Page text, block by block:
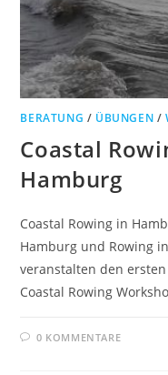
BERATUNG / ÜBUNGEN /
Coastal
Hamburg
Coastal Rowing in
Hamburg und Rowing
veranstalten den
Coastal Rowing
0 KOMMENTARE